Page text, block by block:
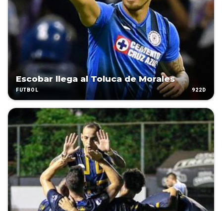
Escobar llega al Toluca de Morales
FÚTBOL 922D